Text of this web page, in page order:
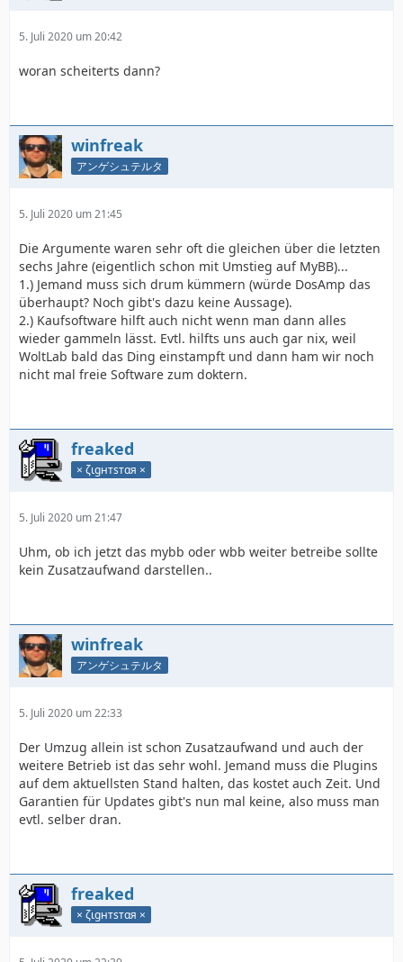
5. Juli 2020 um 20:42
woran scheiterts dann?
winfreak
アンゲシュテルタ
5. Juli 2020 um 21:45
Die Argumente waren sehr oft die gleichen über die letzten
sechs Jahre (eigentlich schon mit Umstieg auf MyBB)...
1.) Jemand muss sich drum kümmern (würde DosAmp das
überhaupt? Noch gibt's dazu keine Aussage).
2.) Kaufsoftware hilft auch nicht wenn man dann alles
wieder gammeln lässt. Evtl. hilfts uns auch gar nix, weil
WoltLab bald das Ding einstampft und dann ham wir noch
nicht mal freie Software zum doktern.
freaked
× ζιgнтѕтαя ×
5. Juli 2020 um 21:47
Uhm, ob ich jetzt das mybb oder wbb weiter betreibe sollte
kein Zusatzaufwand darstellen..
winfreak
アンゲシュテルタ
5. Juli 2020 um 22:33
Der Umzug allein ist schon Zusatzaufwand und auch der
weitere Betrieb ist das sehr wohl. Jemand muss die Plugins
auf dem aktuellsten Stand halten, das kostet auch Zeit. Und
Garantien für Updates gibt's nun mal keine, also muss man
evtl. selber dran.
freaked
× ζιgнтѕтαя ×